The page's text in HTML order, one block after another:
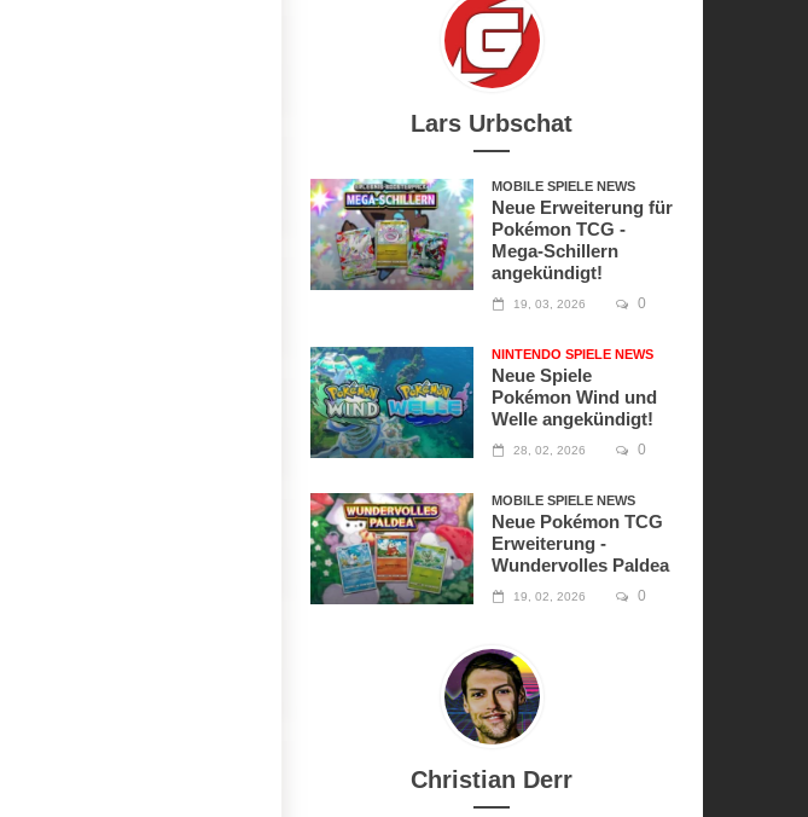
Lars Urbschat
MOBILE SPIELE NEWS
Neue Erweiterung für
Pokémon TCG -
Mega-Schillern
angekündigt!
19, 03, 2026 0
NINTENDO SPIELE NEWS
Neue Spiele
Pokémon Wind und
Welle angekündigt!
28, 02, 2026 0
MOBILE SPIELE NEWS
Neue Pokémon TCG
Erweiterung -
Wundervolles Paldea
19, 02, 2026 0
Christian Derr